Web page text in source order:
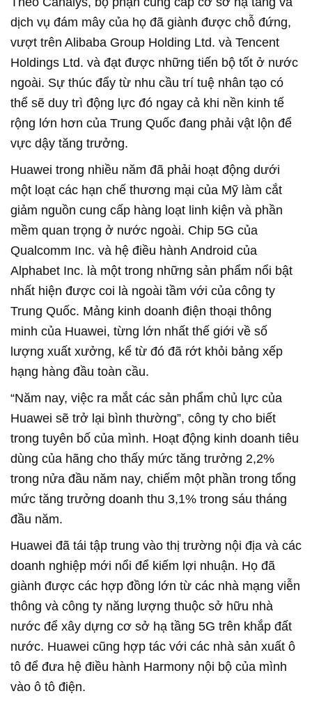
dịch vụ đám mây của họ đã giành được chỗ đứng,
vượt trên Alibaba Group Holding Ltd. và Tencent
Holdings Ltd. và đạt được những tiến bộ tốt ở nước
ngoài. Sự thúc đẩy từ nhu cầu trí tuệ nhân tạo có
thể sẽ duy trì động lực đó ngay cả khi nền kinh tế
rộng lớn hơn của Trung Quốc đang phải vật lộn để
vực dậy tăng trưởng.
Huawei trong nhiều năm đã phải hoạt động dưới
một loạt các hạn chế thương mại của Mỹ làm cắt
giảm nguồn cung cấp hàng loạt linh kiện và phần
mềm quan trọng ở nước ngoài. Chip 5G của
Qualcomm Inc. và hệ điều hành Android của
Alphabet Inc. là một trong những sản phẩm nổi bật
nhất hiện được coi là ngoài tầm với của công ty
Trung Quốc. Mảng kinh doanh điện thoại thông
minh của Huawei, từng lớn nhất thế giới về số
lượng xuất xưởng, kể từ đó đã rớt khỏi bảng xếp
hạng hàng đầu toàn cầu.
“Năm nay, việc ra mắt các sản phẩm chủ lực của
Huawei sẽ trở lại bình thường”, công ty cho biết
trong tuyên bố của mình. Hoạt động kinh doanh tiêu
dùng của hãng cho thấy mức tăng trưởng 2,2%
trong nửa đầu năm nay, chiếm một phần trong tổng
mức tăng trưởng doanh thu 3,1% trong sáu tháng
đầu năm.
Huawei đã tái tập trung vào thị trường nội địa và các
doanh nghiệp mới nổi để kiếm lợi nhuận. Họ đã
giành được các hợp đồng lớn từ các nhà mạng viễn
thông và công ty năng lượng thuộc sở hữu nhà
nước để xây dựng cơ sở hạ tầng 5G trên khắp đất
nước. Huawei cũng hợp tác với các nhà sản xuất ô
tô để đưa hệ điều hành Harmony nội bộ của mình
vào ô tô điện.